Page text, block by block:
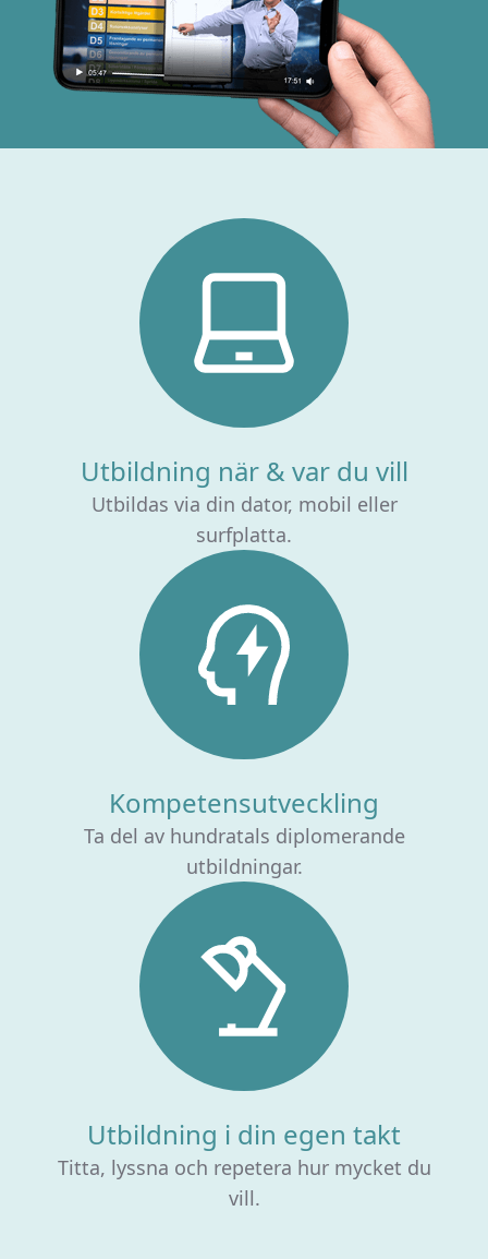
Utbildning när & var du vill
Utbildas via din dator, mobil eller
surfplatta.
Kompetensutveckling
Ta del av hundratals diplomerande
utbildningar.
Utbildning i din egen takt
Titta, lyssna och repetera hur mycket du
vill.